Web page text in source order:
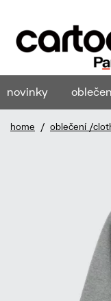
novinky
home / oblečení /